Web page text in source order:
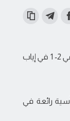
الريادة /توج بيراميدز المصري بطلا لدوري أبطال إفريقيا لكرة القدم، بعد فوزه على صن داونز الجنوب إفريقي 2- 1 في إياب
بضربة رأسية رائعة في